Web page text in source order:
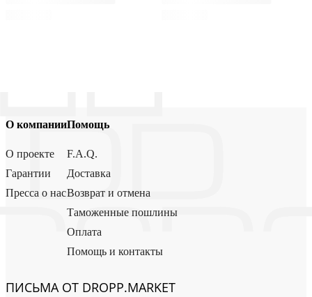
О компании
О проекте
Гарантии
Пресса о нас
Помощь
F.A.Q.
Доставка
Возврат и отмена
Таможенные пошлины
Оплата
Помощь и контакты
ПИСЬМА ОТ DROPP.MARKET